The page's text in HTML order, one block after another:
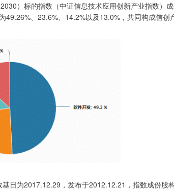
）标的指数（中证信息技术应用创新产业指数）成
49.26%、23.6%、14.2%以及13.0%，共同构成信创
为2017.12.29，发布于2012.12.21，指数成份股